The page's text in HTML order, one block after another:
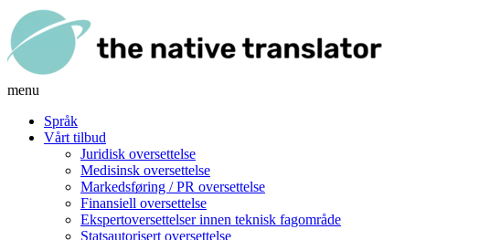
menu
Språk
Vårt tilbud
Juridisk oversettelse
Medisinsk oversettelse
Markedsføring / PR oversettelse
Finansiell oversettelse
Ekspertoversettelser innen teknisk fagområde
Statsautorisert oversettelse